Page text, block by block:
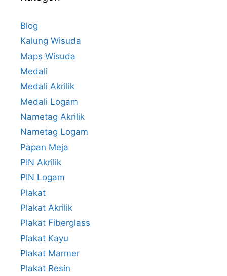
Blog
Kalung Wisuda
Maps Wisuda
Medali
Medali Akrilik
Medali Logam
Nametag Akrilik
Nametag Logam
Papan Meja
PIN Akrilik
PIN Logam
Plakat
Plakat Akrilik
Plakat Fiberglass
Plakat Kayu
Plakat Marmer
Plakat Resin